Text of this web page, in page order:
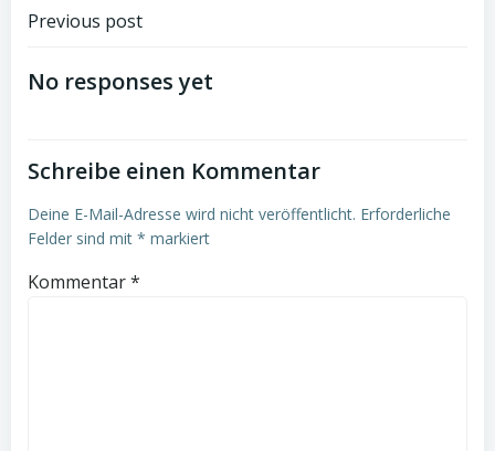
Post
navigation
Previous post
No responses yet
Schreibe einen Kommentar
Deine E-Mail-Adresse wird nicht veröffentlicht. Erforderliche
Felder sind mit * markiert
Kommentar*